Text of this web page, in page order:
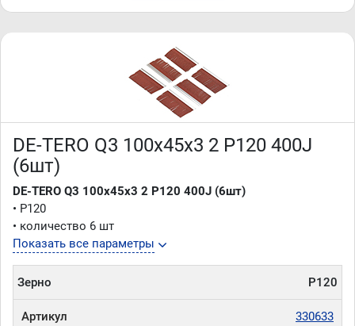
DE-TERO Q3 100х45х3 2 P120 400J
(6шт)
DE-TERO Q3 100х45х3 2 P120 400J (6шт)
• P120
• количество 6 шт
Показать все параметры
Зерно P120
Артикул 330633